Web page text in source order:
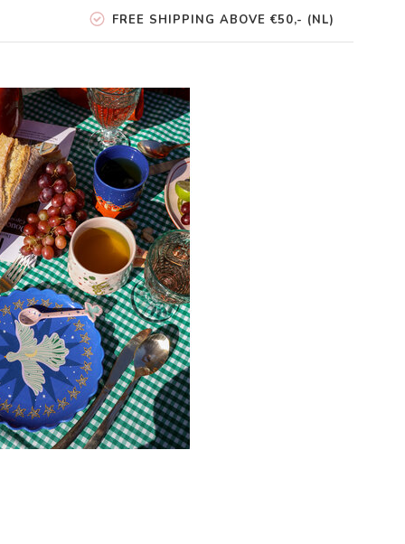
FREE SHIPPING ABOVE €50,- (NL)